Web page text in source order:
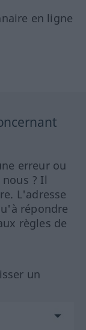
en ligne
erreur ou
? Il
L'adresse
répondre
règles de
un